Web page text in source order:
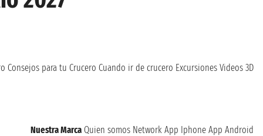
Consejos para tu Crucero Cuando ir de crucero Excursiones Videos 3D
Nuestra Marca Quien somos Network App Iphone App Android